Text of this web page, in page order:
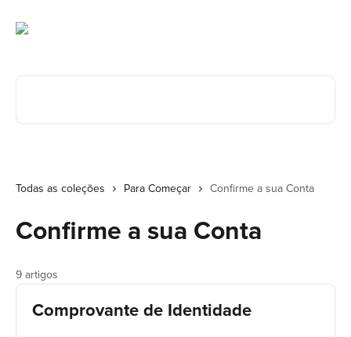
Todas as coleções Para Começar Confirme a sua Conta
Confirme a sua Conta
9 artigos
Comprovante de Identidade